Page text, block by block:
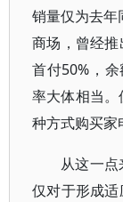
销量仅为去年
商场，曾经
首付50%，
率大体相当
种方式购买家
从这一
仅对于形成